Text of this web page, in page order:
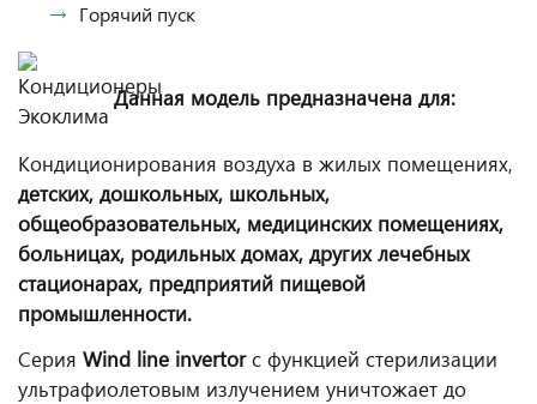
Горячий пуск
Данная модель предназначена для:
Кондиционирования воздуха в жилых помещениях,
детских, дошкольных, школьных,
общеобразовательных, медицинских помещениях,
больницах, родильных домах, других лечебных
стационарах, предприятий пищевой
промышленности.
Серия Wind line invertorс функцией стерилизации
ультрафиолетовым излучением уничтожает до